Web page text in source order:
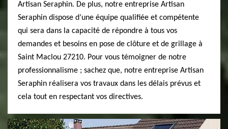
Artisan Seraphin. De plus, notre entreprise Artisan
Seraphin dispose d’une équipe qualifiée et compétente
qui sera dans la capacité de répondre à tous vos
demandes et besoins en pose de clôture et de grillage à
Saint Maclou 27210. Pour vous témoigner de notre
professionnalisme ; sachez que, notre entreprise Artisan
Seraphin réalisera vos travaux dans les délais prévus et
cela tout en respectant vos directives.